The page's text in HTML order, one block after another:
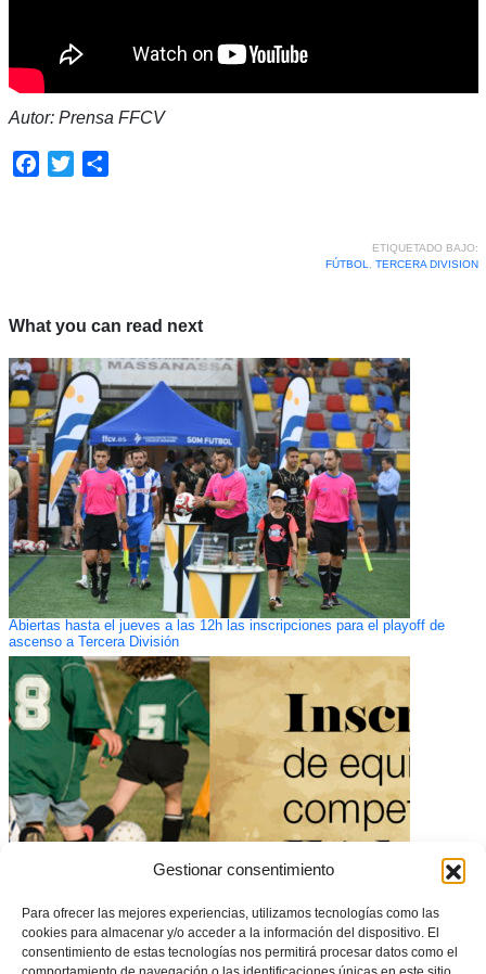
Gestionar consentimiento
Para ofrecer las mejores experiencias, utilizamos tecnologías como las
cookies para almacenar y/o acceder a la información del dispositivo. El
consentimiento de estas tecnologías nos permitirá procesar datos como el
Autor: Prensa FFCV
Facebook
Twitter
ETIQUETADO BAJO:
FÚTBOL, TERCERA DIVISION
What you can read next
Abiertas hasta el jueves a las 12h las inscripciones para el playoff de
ascenso a Tercera División
El 4 de septiembre acaba el plazo de inscripción en competiciones de
Fútbol Base